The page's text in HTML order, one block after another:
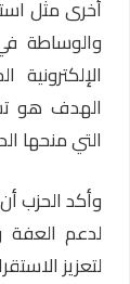
أخرى مثل
والوساطة
الهدف هو
التي منحها
وأكد الحزب
لدعم العفة
لتعزيز